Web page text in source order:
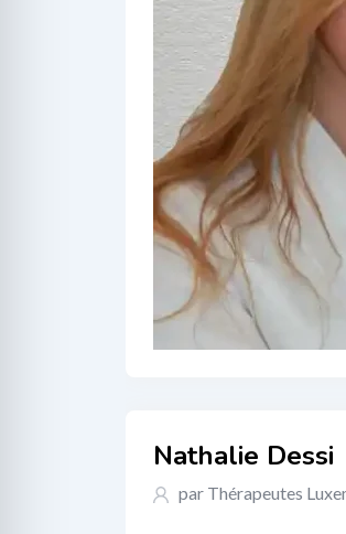
Nathalie Dessi
par Thérapeutes